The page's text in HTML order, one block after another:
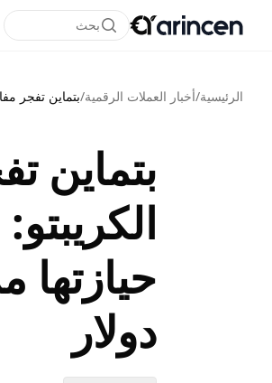
بحث
الرئيسية/أخبار العملات الرقمية/بتماين تفجر
بتماين
دولار